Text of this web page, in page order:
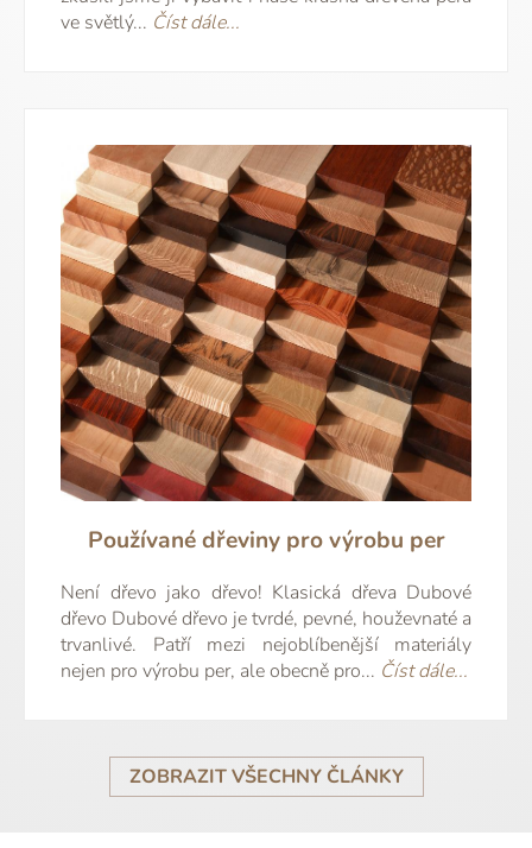
ve světlý... Číst dále...
Používané dřeviny pro výrobu per
Není dřevo jako dřevo! Klasická dřeva Dubové
dřevo Dubové dřevo je tvrdé, pevné, houževnaté a
trvanlivé. Patří mezi nejoblíbenější materiály
nejen pro výrobu per, ale obecně pro... Číst dále...
ZOBRAZIT VŠECHNY ČLÁNKY